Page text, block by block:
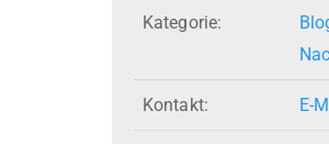
Kategorie:
Kontakt: E-